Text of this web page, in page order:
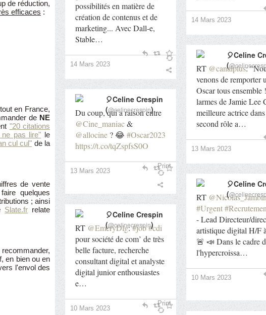
de réduction,
efficaces :
en France,
de NE
"20 citations
pas lire" le
cul cul" de la
de vente
quelques
; ainsi
Slate.fr relate
en bien ou en
l'envol des
14 Mars 2023
possibilités en matière de
création de contenus et de
marketing... Avec Dall-e,
Stable…
14 Mars 2023 RT @canalplus:
venons de remporter
Oscar tous ensemble
larmes de Jamie Lee
meilleure actrice
second rôle a…
🎈Celine
(
13 Mars 2023
Du coup, qui a raison entre
@Cine_maniac&
@allocine ? 😂 #Oscar2023
https://t.co/tqZspfsS0O
🎈Celine Crespin
(@celinecrespin)
13 Mars 2023
Print
RT
#Urgent
- Lead Directeur/
artistique digital H/F
🚨 📣 Dans le cadre
l'hypercroissa…
🎈Celine
(
10 Mars 2023
RT @EmeryDlg:#job#cdi
pour société de com’ de très
belle facture, recherche
consultant digital et analyste
digital junior enthousiastes
e…
🎈Celine Crespin
(@celinecrespin)
10 Mars 2023
Print